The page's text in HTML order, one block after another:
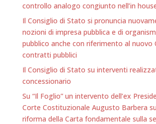
controllo analogo congiunto nell’in
Il Consiglio di Stato si pronuncia
nozioni di impresa pubblica e di
pubblico anche con riferimento al nuovo
contratti pubblici
Il Consiglio di Stato su interventi
concessionario
Su “Il Foglio” un intervento dell’ex
Corte Costituzionale Augusto Barbera
riforma della Carta fondamentale sulla